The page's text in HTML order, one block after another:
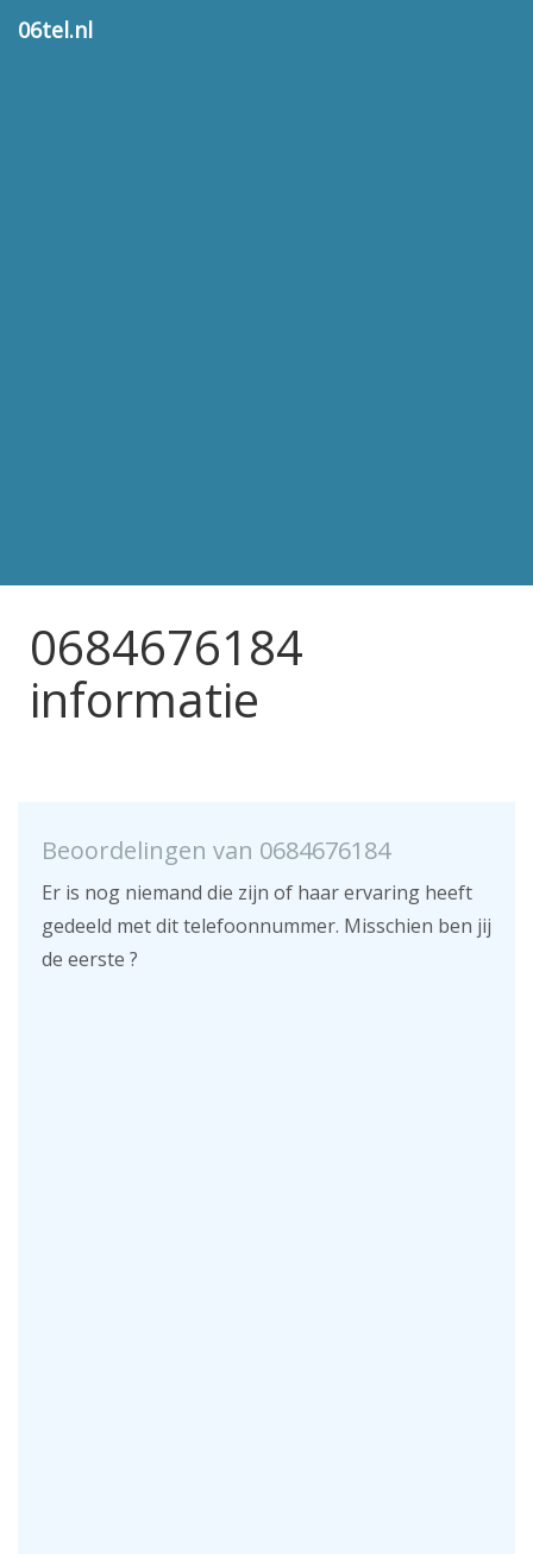
06tel.nl
0684676184
informatie
Beoordelingen van 0684676184
Er is nog niemand die zijn of haar ervaring heeft
gedeeld met dit telefoonnummer. Misschien ben jij
de eerste ?